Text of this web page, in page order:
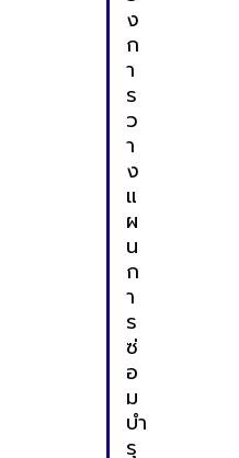
ง
ก
า
ร
ว
า
ง
แ
ผ
น
ก
า
ร
ซ่
อ
ม
บำ
รุ